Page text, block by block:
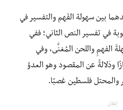
بين سهولة الفَهم والتفسير في
في تفسير النص الثاني؛ ففي
الفهمِ واللحن المُغنَّى، وفي
ودَلالةً عن المقصود وهو العدوُ
والمحتل فلسطين غصبًا.
إعلان